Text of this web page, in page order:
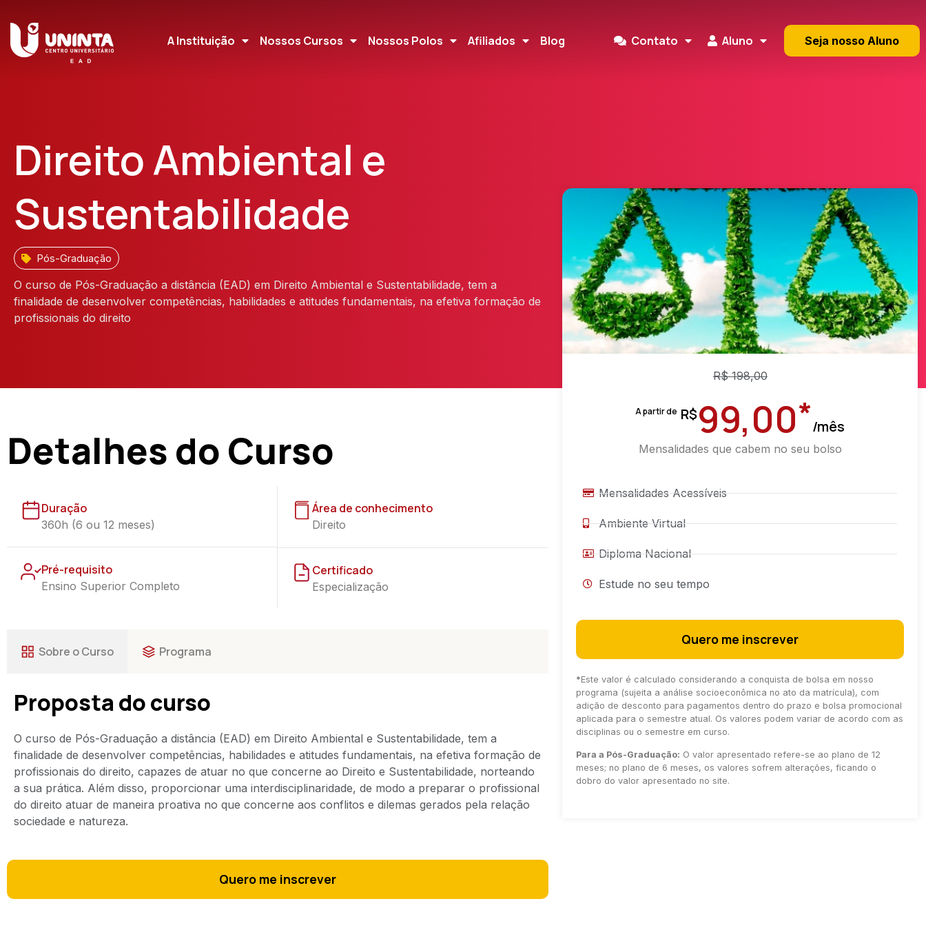
A Instituição Nossos Cursos Nossos Polos Afiliados Blog Contato Aluno Seja nosso Aluno
Direito Ambiental e
Sustentabilidade
Pós-Graduação
O curso de Pós-Graduação a distância (EAD) em Direito Ambiental e Sustentabilidade, tem a
finalidade de desenvolver competências, habilidades e atitudes fundamentais, na efetiva formação de
profissionais do direito
Detalhes do Curso
Duração
360h (6 ou 12 meses)
Área de conhecimento
Direito
Pré-requisito
Ensino Superior Completo
Certificado
Especialização
Sobre o Curso Programa
Proposta do curso
O curso de Pós-Graduação a distância (EAD) em Direito Ambiental e Sustentabilidade, tem a
finalidade de desenvolver competências, habilidades e atitudes fundamentais, na efetiva formação de
profissionais do direito, capazes de atuar no que concerne ao Direito e Sustentabilidade, norteando
a sua prática. Além disso, proporcionar uma interdisciplinaridade, de modo a preparar o profissional
do direito atuar de maneira proativa no que concerne aos conflitos e dilemas gerados pela relação
sociedade e natureza.
Quero me inscrever
R$198,00
A partir de R$99,00*/mês
Mensalidades que cabem no seu bolso
Mensalidades Acessíveis
Ambiente Virtual
Diploma Nacional
Estude no seu tempo
Quero me inscrever
*Este valor é calculado considerando a conquista de bolsa em nosso
programa (sujeita a análise socioeconômica no ato da matrícula), com
adição de desconto para pagamentos dentro do prazo e bolsa promocional
aplicada para o semestre atual. Os valores podem variar de acordo com as
disciplinas ou o semestre em curso.
Para a Pós-Graduação: O valor apresentado refere-se ao plano de 12
meses; no plano de 6 meses, os valores sofrem alterações, ficando o
dobro do valor apresentado no site.